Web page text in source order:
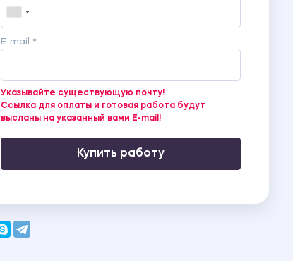
E-mail *
Указывайте существующую почту!
Ссылка для оплаты и готовая работа будут
высланы на указанный вами E-mail!
Купить работу